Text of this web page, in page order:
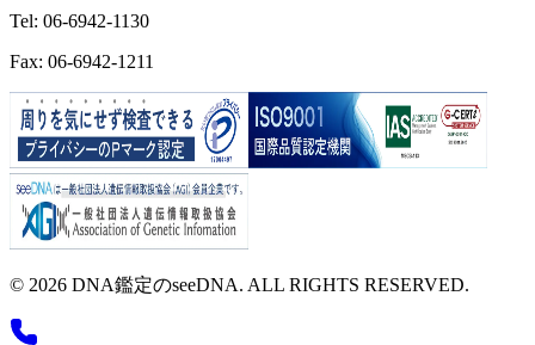
Tel: 06-6942-1130
Fax: 06-6942-1211
© 2026 DNA鑑定のseeDNA. ALL RIGHTS RESERVED.